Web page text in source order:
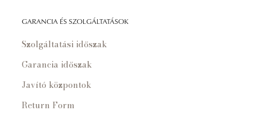
GARANCIA ÉS SZOLGÁLTATÁSOK
Szolgáltatási időszak
Garancia időszak
Javító központok
Return Form